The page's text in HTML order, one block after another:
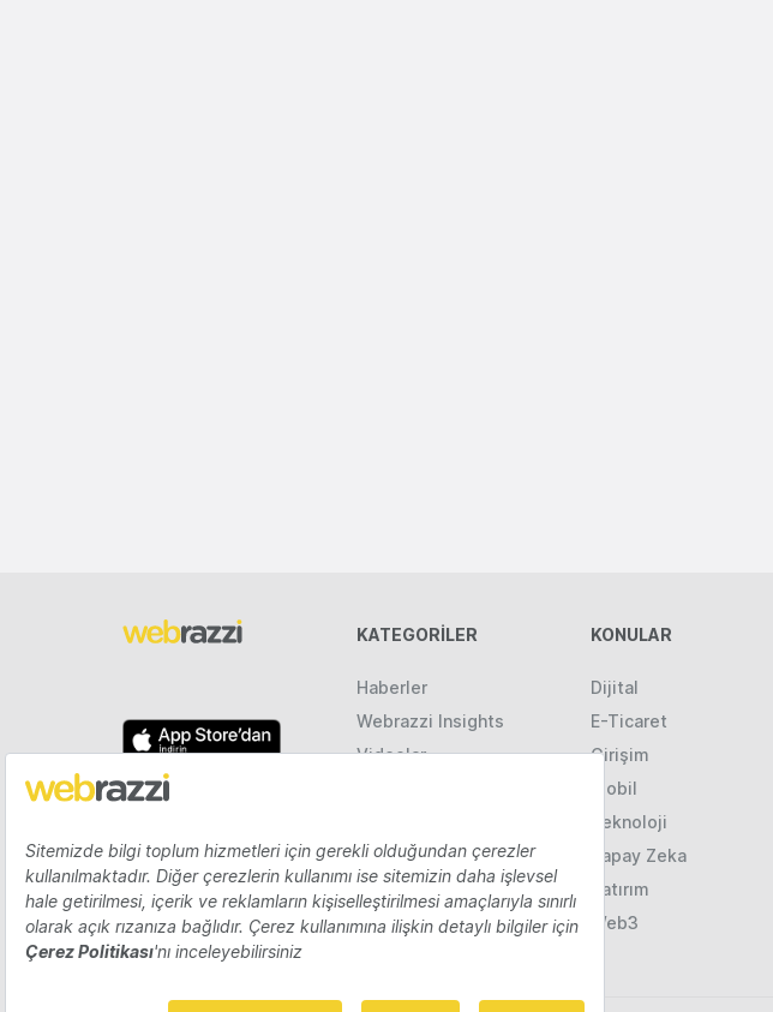
KATEGORILER
Haberler
Webrazzi Insights
Videolar
KONULAR
Dijital
E-Ticaret
Girişim
Mobil
Teknoloji
Yapay Zeka
Yatırım
Web3